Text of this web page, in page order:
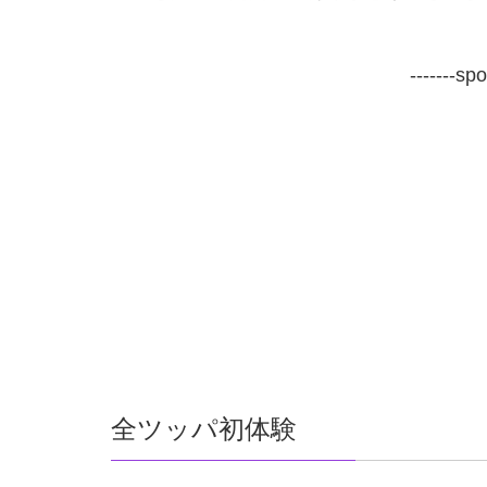
-------
全ツッパ初体験